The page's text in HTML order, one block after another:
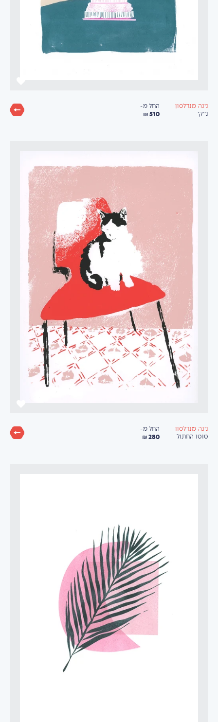
נינה מנדלסון
נייקי
החל מ-
510 ₪
נינה מנדלסון
טוטו החתול
החל מ-
280 ₪